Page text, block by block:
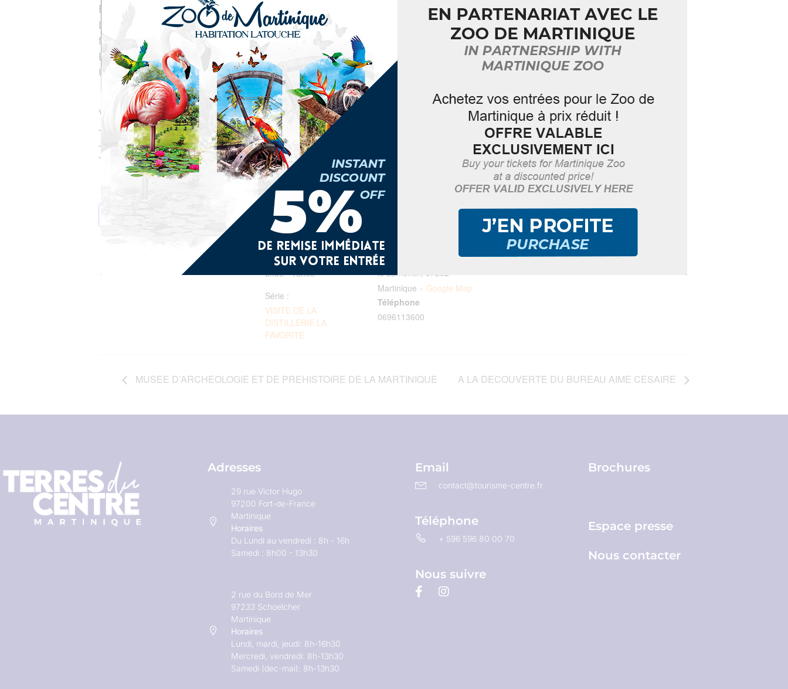
Entrez dans les coulisses du rhum à La Favorite !
La distillerie La Favoritevous ouvre ses portes pour une visite libre ou guidée, au cœur de l’une des dernières distilleries
familiales de l’île encore en activité.
Explorez à votre rythme ou accompagné d’un guide passionné, les différentes étapes de fabrication du rhum
Une plongée dans l’ambiance unique de cette usine à vapeur encore en fonctionnement
Distillerie La Favorite 5,5km Route de Lamentin, Le Lamentin
Visites
– libres du Lundi au Vendredi : 8h-16h
– guidées de10h à 15hsur réservation
Tél
: 0596 50 47 32
AJOUTER AU CALENDRIER DÉTAILS
Date :
24 juillet, 2025
Heure :
8h00 - 16h00
Série :
VISITE DE LA
DISTILLERIE LA
FAVORITE
Ancienne route de
Gondeau
le Lamentin, 97232
Martinique + Google Map
Téléphone
0696113600
MUSEE D’ARCHEOLOGIE ET DE PREHISTOIRE DE LA MARTINIQUE A LA DECOUVERTE DU BUREAU AIME CESAIRE
Adresses
29 rue Victor Hugo
97200 Fort-de-France
Martinique
Horaires
Du Lundi au vendredi : 8h - 16h
Samedi : 8h00 - 13h30
2 rue du Bord de Mer
97233 Schoelcher
Martinique
Horaires
Lundi, mardi, jeudi: 8h-16h30
Mercredi, vendredi: 8h-13h30
Samedi (dec-mai): 8h-13h30
Email
contact@tourisme-centre.fr
Téléphone
+ 596 596 80 00 70
Nous suivre
Brochures
Espace presse
Nous contacter